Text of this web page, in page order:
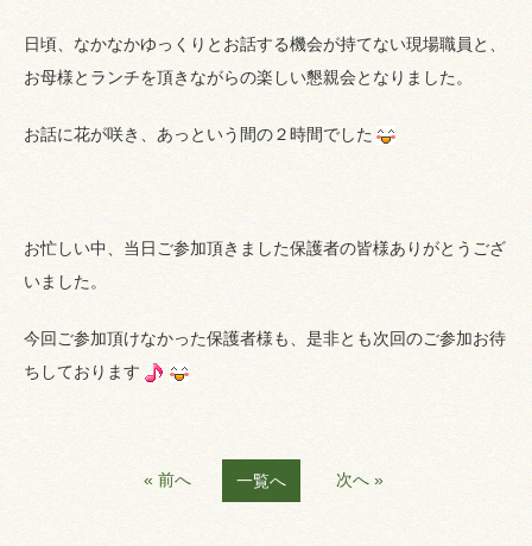
日頃、なかなかゆっくりとお話する機会が持てない現場職員と、
お母様とランチを頂きながらの楽しい懇親会となりました。
お話に花が咲き、あっという間の２時間でした
お忙しい中、当日ご参加頂きました保護者の皆様ありがとうござ
いました。
今回ご参加頂けなかった保護者様も、是非とも次回のご参加お待
ちしております
« 前へ 一覧へ 次へ »